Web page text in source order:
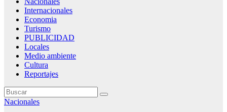
Internacionales
Economia
Turismo
PUBLICIDAD
Locales
Medio ambiente
Cultura
Reportajes
Nacionales